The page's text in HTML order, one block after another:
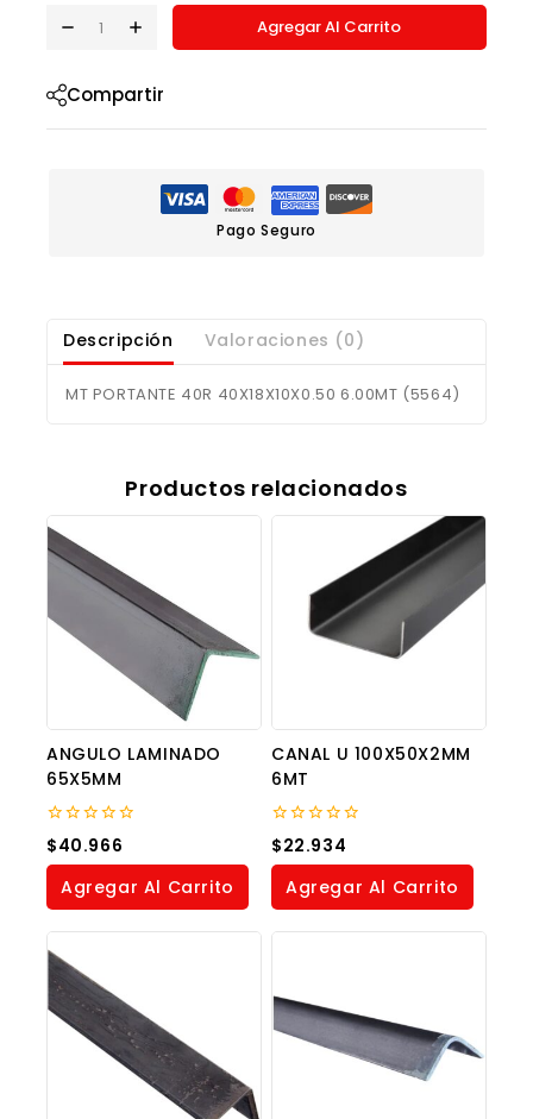
Agregar Al Carrito
Compartir
Pago Seguro
Descripción Valoraciones (0)
MT PORTANTE 40R 40X18X10X0.50 6.00MT (5564)
Productos relacionados
ANGULO LAMINADO
65X5MM
0
out
of
$40.966
Agregar Al Carrito
CANAL U 100X50X2MM
6MT
0
out
of
$22.934
Agregar Al Carrito